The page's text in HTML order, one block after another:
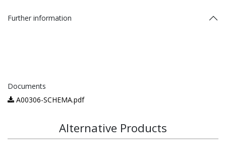
Further information
Documents
A00306-SCHEMA.pdf
Alternative Products